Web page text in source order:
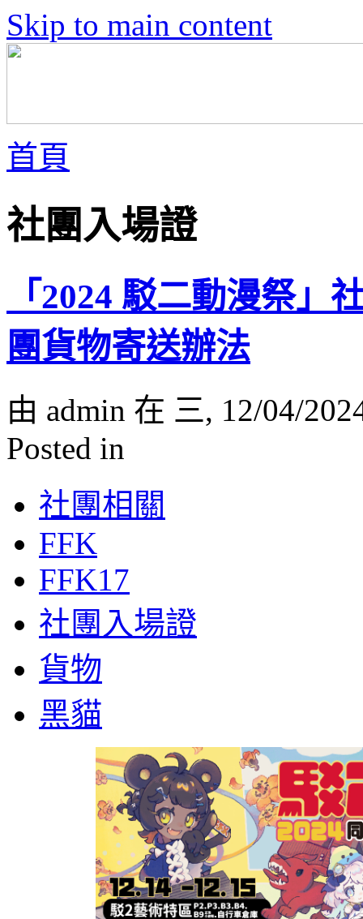
Skip to main content
首頁
社團入場證
「2024 駁二動漫祭」
團貨物寄送辦法
由 admin 在 三, 12/04/
Posted in
社團相關
FFK
FFK17
社團入場證
貨物
黑貓